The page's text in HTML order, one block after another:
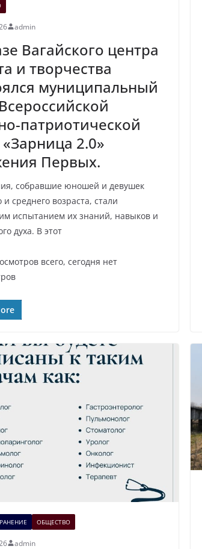
admin
Вагайского центра
и творчества
муниципальный
патриотической
2.0»
Первых.
собравшие юношей и девушек
и среднего возраста, стали
испытанием их знаний, навыков и
духа. В этот
всего, сегодня нет
ОБЩЕСТВО
admin